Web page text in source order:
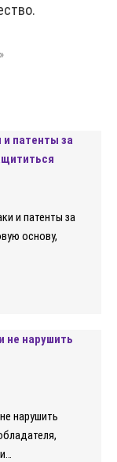
патенты за
и патенты за
основу,
не нарушить
нарушить